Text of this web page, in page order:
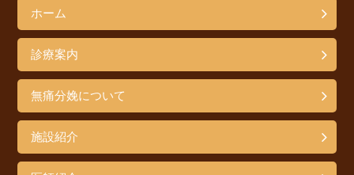
ホーム
診療案内
無痛分娩について
施設紹介